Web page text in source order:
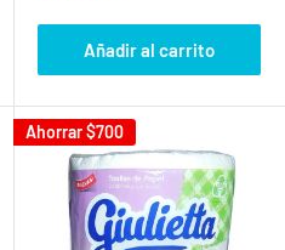
venta
Añadir al carrito
Ahorrar$700